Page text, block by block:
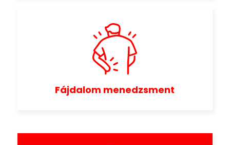
Fájdalom menedzsment